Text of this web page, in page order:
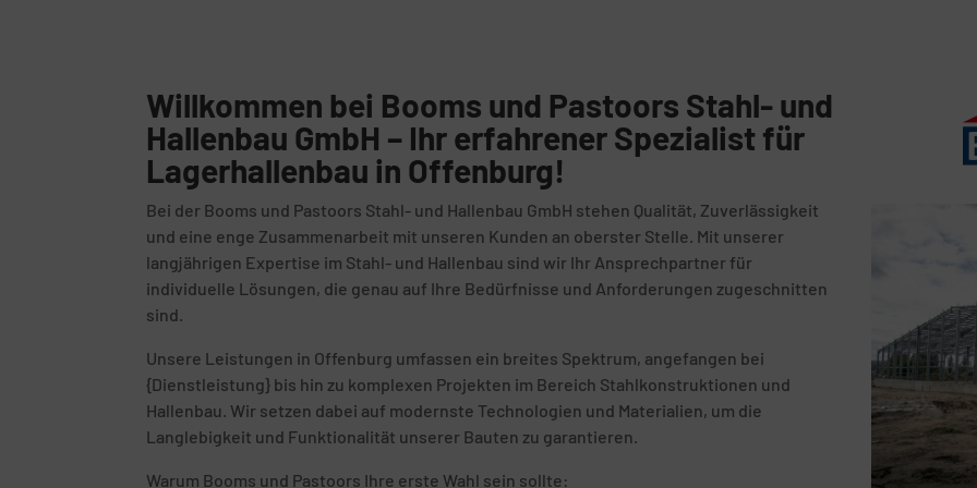
Willkommen bei Booms und Pastoors Stahl- und
Hallenbau GmbH – Ihr erfahrener Spezialist für
Lagerhallenbau in Offenburg!
Bei der Booms und Pastoors Stahl- und Hallenbau GmbH stehen Qualität, Zuverlässigkeit
und eine enge Zusammenarbeit mit unseren Kunden an oberster Stelle. Mit unserer
langjährigen Expertise im Stahl- und Hallenbau sind wir Ihr Ansprechpartner für
individuelle Lösungen, die genau auf Ihre Bedürfnisse und Anforderungen zugeschnitten
sind.
Unsere Leistungen in Offenburg umfassen ein breites Spektrum, angefangen bei
{Dienstleistung} bis hin zu komplexen Projekten im Bereich Stahlkonstruktionen und
Hallenbau. Wir setzen dabei auf modernste Technologien und Materialien, um die
Langlebigkeit und Funktionalität unserer Bauten zu garantieren.
Warum Booms und Pastoors Ihre erste Wahl sein sollte: